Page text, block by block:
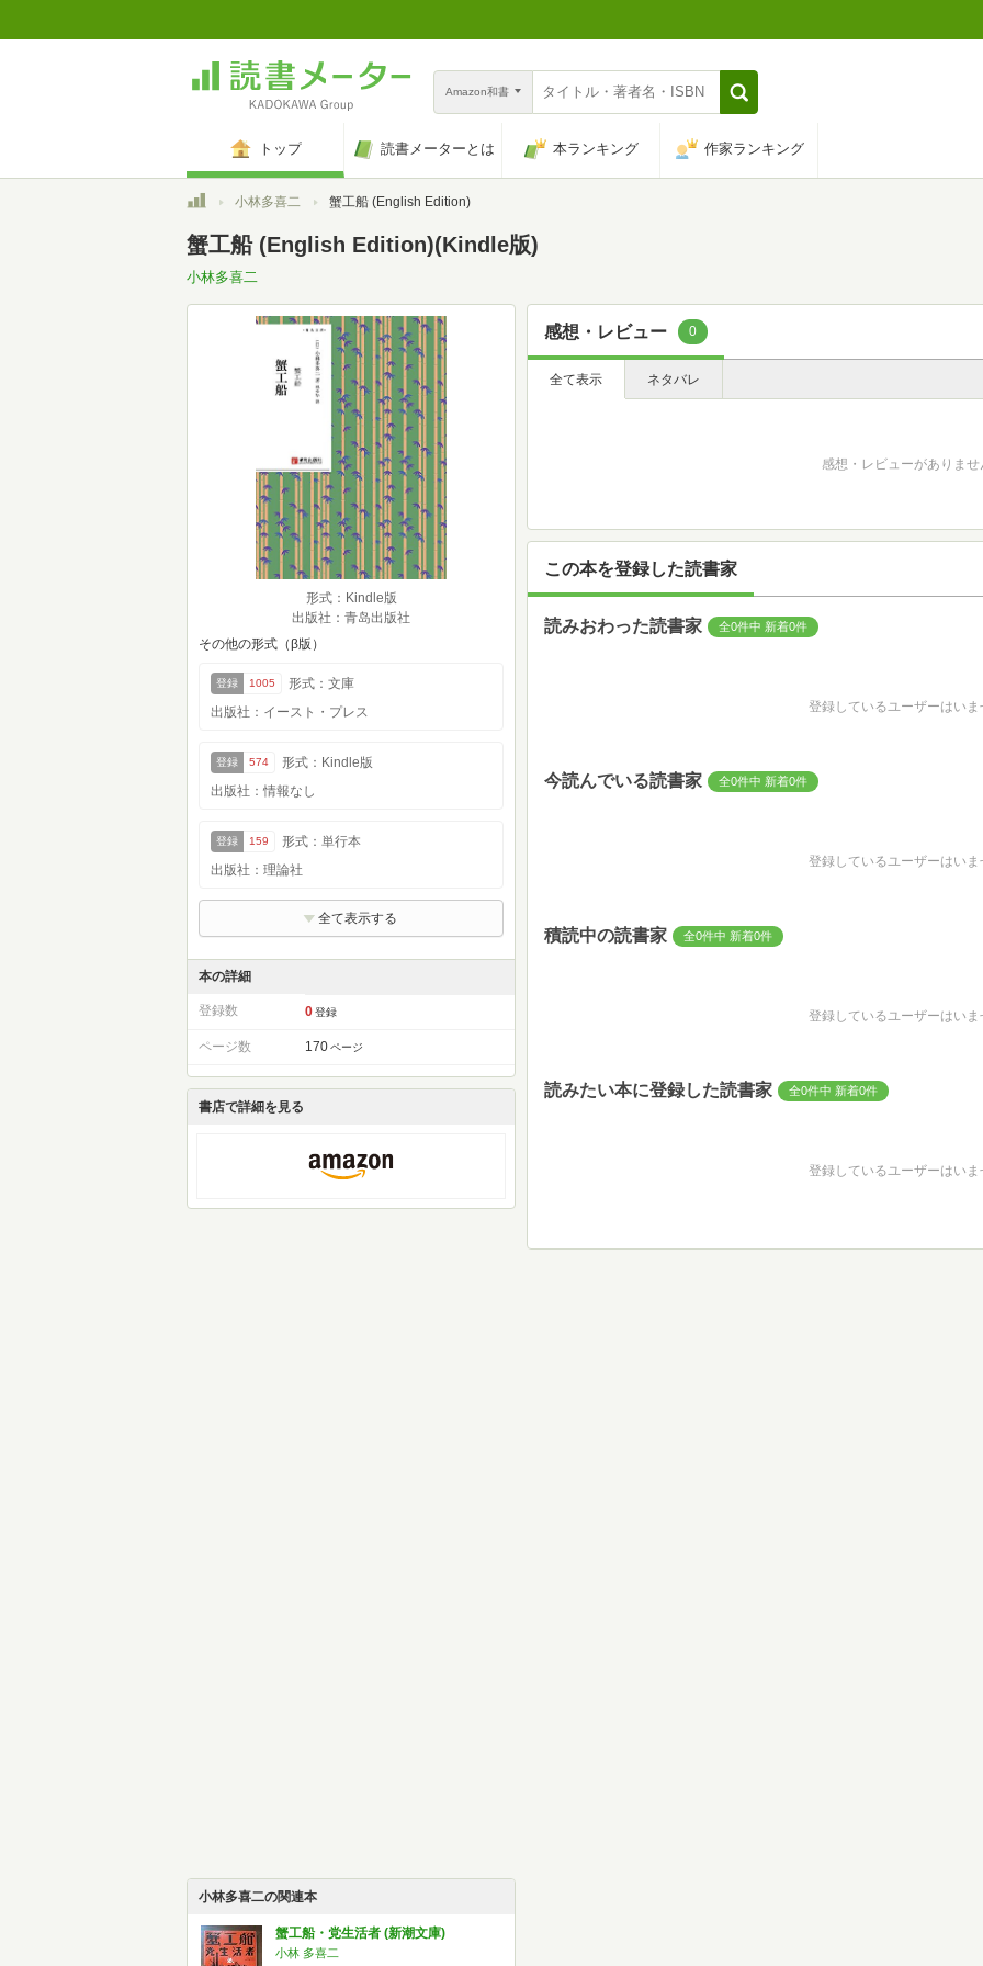
Amazon和書
トップ 読書メーターとは 本ランキング 作家ランキング
トップ小林多喜二 蟹工船 (English Edition)
蟹工船 (English Edition)(Kindle版)
小林多喜二
形式：Kindle版
出版社：青岛出版社
その他の形式（β版）
登録 1005
形式：文庫
出版社：イースト・プレス
登録 574
形式：Kindle版
出版社：情報なし
登録 159
形式：単行本
出版社：理論社
全て表示する
本の詳細
登録数 0 登録
ページ数 170 ページ
書店で詳細を見る
小林多喜二の関連本
蟹工船・党生活者 (新潮文庫)
小林 多喜二
感想・レビュー 0
全て表示 ネタバレ
感想・レビューがありませ
この本を登録した読書家
読みおわった読書家 全0件中 新着0件
登録しているユーザーはいま
今読んでいる読書家 全0件中 新着0件
登録しているユーザーはいま
積読中の読書家 全0件中 新着0件
登録しているユーザーはいま
読みたい本に登録した読書家 全0件中 新着0件
登録しているユーザーはいま